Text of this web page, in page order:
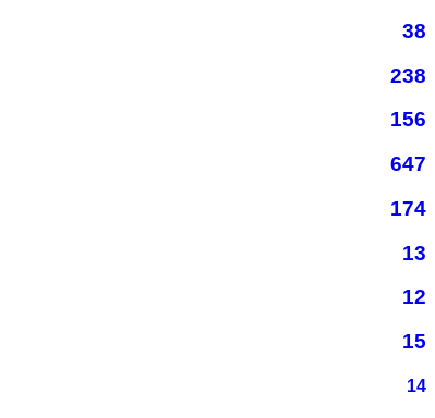
38
238
156
647
174
13
12
15
14